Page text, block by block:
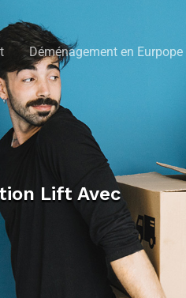
Déménagement en Eurpope
Lift Avec